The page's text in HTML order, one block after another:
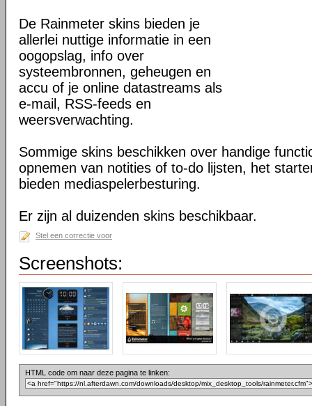
De Rainmeter skins bieden je
allerlei nuttige informatie in een
oogopslag, info over
systeembronnen, geheugen en
accu of je online datastreams als
e-mail, RSS-feeds en
weersverwachting.
Sommige skins beschikken over handige
opnemen van notities of to-do lijsten, het
bieden mediaspelerbesturing.
Er zijn al duizenden skins beschikbaar.
Stel een correctie voor
Screenshots:
HTML code om naar deze pagina te linken: